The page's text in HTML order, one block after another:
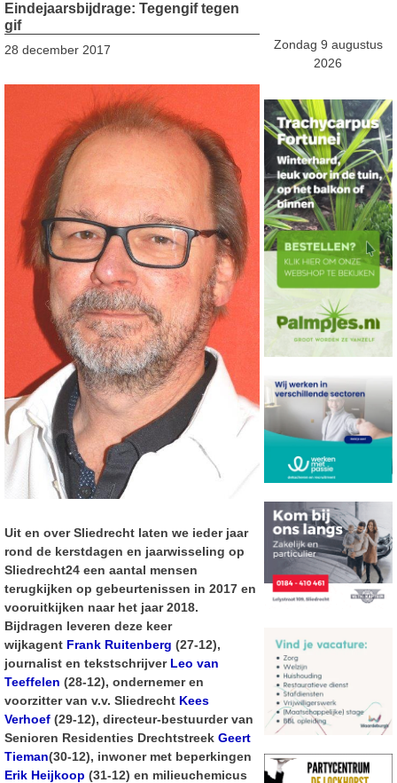
Eindejaarsbijdrage: Tegengif tegen
gif
28 december 2017
Uit en over Sliedrecht laten we ieder jaar
rond de kerstdagen en jaarwisseling op
Sliedrecht24 een aantal mensen
terugkijken op gebeurtenissen in 2017 en
vooruitkijken naar het jaar 2018.
Bijdragen leveren deze keer
wijkagent Frank Ruitenberg (27-12),
journalist en tekstschrijver Leo van
Teeffelen (28-12), ondernemer en
voorzitter van v.v. Sliedrecht Kees
Verhoef (29-12), directeur-bestuurder van
Senioren Residenties Drechtstreek Geert
Tieman(30-12), inwoner met beperkingen
Erik Heijkoop (31-12) en milieuchemicus
Zondag 9 augustus
2026